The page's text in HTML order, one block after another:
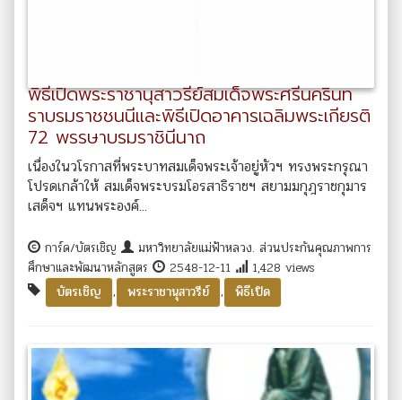
พิธีเปิดพระราชานุสาวรีย์สมเด็จพระศรีนครินท
ราบรมราชชนนีและพิธีเปิดอาคารเฉลิมพระเกียรติ
72 พรรษาบรมราชินีนาถ
เนื่องในวโรกาสที่พระบาทสมเด็จพระเจ้าอยู่หัวฯ ทรงพระกรุณา
โปรดเกล้าให้ สมเด็จพระบรมโอรสาธิราชฯ สยามมกุฎราชกุมาร
เสด็จฯ แทนพระองค์...
การ์ด/บัตรเชิญ
มหาวิทยาลัยแม่ฟ้าหลวง. ส่วนประกันคุณภาพการ
ศึกษาและพัฒนาหลักสูตร
2548-12-11
1,428 views
บัตรเชิญ
, พระราชานุสาวรีย์ , พิธีเปิด